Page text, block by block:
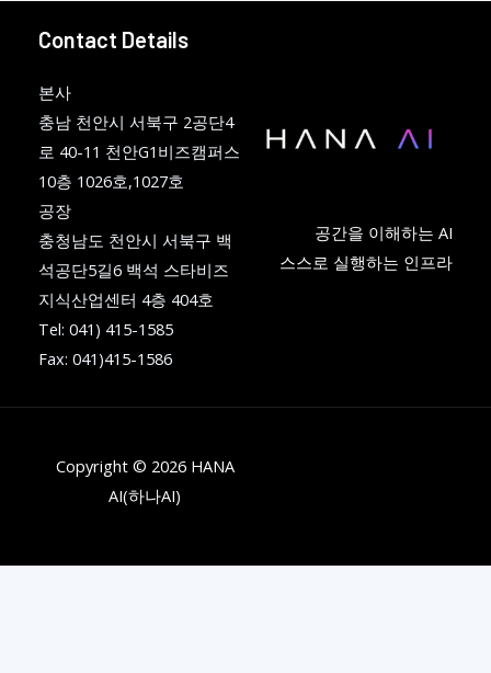
Contact Details
본사
충남 천안시 서북구 2공단4
로 40-11 천안G1비즈캠퍼스
10층 1026호,1027호
공장
충청남도 천안시 서북구 백
석공단5길6 백석 스타비즈
지식산업센터 4층 404호
Tel: 041) 415-1585
Fax: 041)415-1586
공간을 이해하는 AI
스스로 실행하는 인프라
Copyright © 2026 HANA
AI(하나AI)